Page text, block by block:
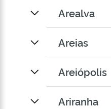
Arealva
Areias
Areiópolis
Ariranha